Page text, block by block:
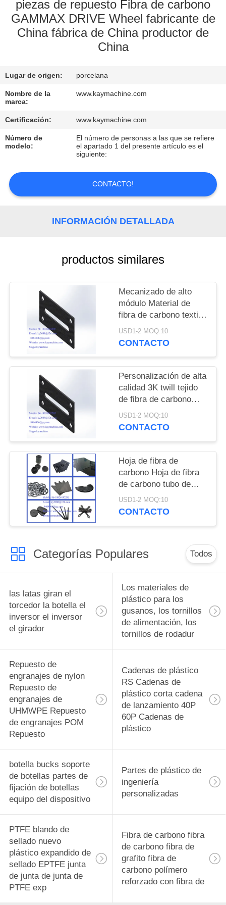
CONTROL
DE
NOTICIAS
SOLICITAR
COTIZACIÓN
PRIVACY
POLICY
piezas de repuesto Fibra de carbono
GAMMAX DRIVE Wheel fabricante de
China fábrica de China productor de
China
Lugar de origen: porcelana
Nombre de la
marca:
www.kaymachine.com
Certificación: www.kaymachine.com
Número de
modelo:
El número de personas a las que se refiere
el apartado 1 del presente artículo es el
siguiente:
CONTACTO!
INFORMACIÓN DETALLADA
productos similares
Mecanizado de alto
módulo Material de
fibra de carbono textil
Picanol Tejer piezas de
repuesto Fibra de
fabricante de China
fábrica de China
productor de China
USD1-2 MOQ:10
CONTACTO
Personalización de alta
calidad 3K twill tejido
de fibra de carbono
mate tablero cuadrado
400 * 500mm, Hojas de
fabricante China
fábrica China productor
USD1-2 MOQ:10
CONTACTO
Hoja de fibra de
carbono Hoja de fibra
de carbono tubo de
gran dimensión de alta
resistencia varilla de
fabricante de China
USD1-2 MOQ:10
CONTACTO
Categorías Populares Todos
las latas giran el
torcedor la botella el
inversor el inversor
el girador
Los materiales de
plástico para los
gusanos, los tornillos
de alimentación, los
tornillos de rodadur
Repuesto de
engranajes de nylon
Repuesto de
engranajes de
UHMWPE Repuesto
de engranajes POM
Repuesto
Cadenas de plástico
RS Cadenas de
plástico corta cadena
de lanzamiento 40P
60P Cadenas de
plástico
botella bucks soporte
de botellas partes de
fijación de botellas
equipo del dispositivo
Partes de plástico de
ingeniería
personalizadas
PTFE blando de
sellado nuevo
plástico expandido de
sellado EPTFE junta
de junta de junta de
PTFE exp
Fibra de carbono fibra
de carbono fibra de
grafito fibra de
carbono polímero
reforzado con fibra de